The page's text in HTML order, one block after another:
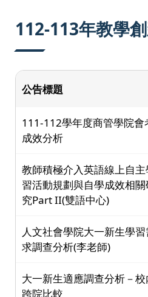
112-113年教學
公告標題
111-112學年度商管學院會
成效分析
教師積極介入英語線上自主
習活動規劃與自學成效相
究Part II(雙語中心)
人文社會學院大一新生學
求調查分析(李老師)
大一新生適應調查分析－校
跨院比較